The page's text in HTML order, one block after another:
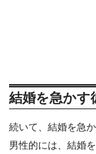
結婚を急かす
続いて、結婚を急
男性的には、結婚